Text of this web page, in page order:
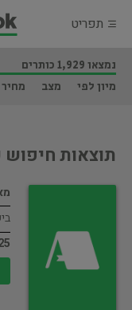
תפריט
נמצאו 1,929 כותרים
מיון לפי
מצב מחיר
תוצאות חיפוש
₪